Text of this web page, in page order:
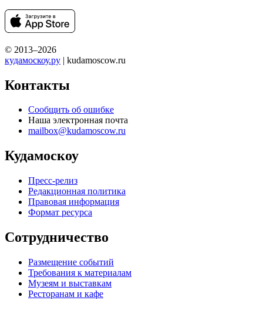
© 2013–2026
кудамоскоу.ру | kudamoscow.ru
Контакты
Сообщить об ошибке
Наша электронная почта
mailbox@kudamoscow.ru
Кудамоскоу
Пресс-релиз
Редакционная политика
Правовая информация
Формат ресурса
Сотрудничество
Размещение событий
Требования к материалам
Музеям и выставкам
Ресторанам и кафе